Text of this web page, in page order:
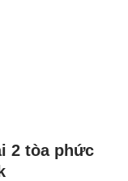
2 tòa phức